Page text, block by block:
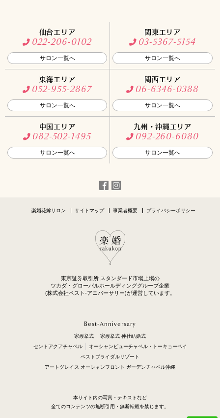
仙台エリア
022-206-0102
サロン一覧へ
関東エリア
03-5367-5154
サロン一覧へ
東海エリア
052-955-2867
サロン一覧へ
関西エリア
06-6346-0388
サロン一覧へ
中国エリア
082-502-1495
サロン一覧へ
九州・沖縄エリア
092-260-6080
サロン一覧へ
楽婚花嫁サロン サイトマップ 事業者概要 プライバシーポリシー
東京証券取引所 スタンダード市場上場の
ツカダ・グローバルホールディンググループ企業
(株式会社ベスト-アニバーサリー)が運営しています。
Best-Anniversary
家族挙式
家族挙式 神社結婚式
セントアクアチャペル
オーシャンビューチャペル・トーキョーベイ
ベストブライダルリゾート
アートグレイス オーシャンフロント ガーデンチャペル沖縄
本サイト内の写真・テキストなど
全てのコンテンツの無断引用・無断転載を禁じます。